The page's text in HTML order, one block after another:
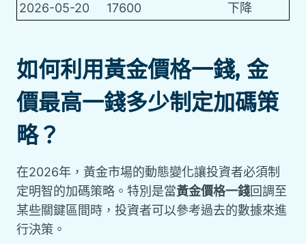
2026-05-20
17600 下降
如何利用黃金價格一錢, 金
價最高一錢多少制定加碼策
略？
在2026年，黃金市場的動態變化讓投資者必須制
定明智的加碼策略。特別是當黃金價格一錢回調至
某些關鍵區間時，投資者可以參考過去的數據來進
行決策。